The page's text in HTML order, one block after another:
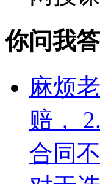
你问我答
麻烦
赔，
合同